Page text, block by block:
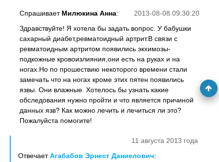
2013-08-08 09:30:20
Спрашивает Милюкина Анна:
Здравствуйте! Я хотела бы задать вопрос. У бабушки
сахарный диабет,ревматоидный артрит.В связи с
ревматоидным артритом появились экхимозы-
подкожные кровоизлияния,они есть на руках и на
ногах.Но по прошествию некоторого времени стали
замечать что на ногах кроме этих пятен появились
язвы. Они влажные. Хотелось бы узнать какие
обследования нужно пройти и что является причиной
данных язв? Как можно лечить и лечиться ли это?
Пожалуйста помогите!
11 августа 2013 года
ОтвечаетАгабабов Эрнест Даниелович: